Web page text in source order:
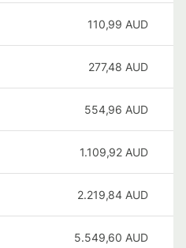
110,99 AUD
277,48 AUD
554,96 AUD
1.109,92 AUD
2.219,84 AUD
5.549,60 AUD